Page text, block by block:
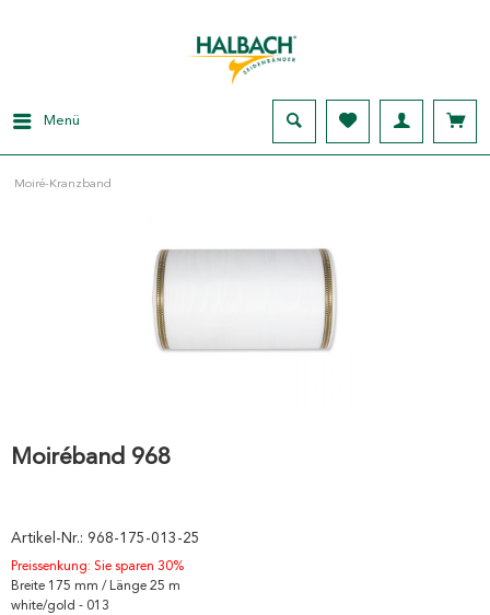
Menü
Moiré-Kranzband
Moiréband 968
Artikel-Nr.: 968-175-013-25
Preissenkung: Sie sparen 30%
Breite 175 mm / Länge 25 m
white/gold - 013